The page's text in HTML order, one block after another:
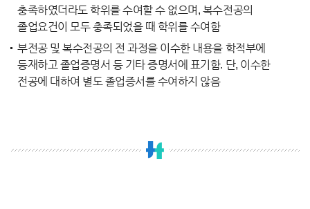
충족하였더라도 학위를 수여할 수 없으며, 복수전공의
졸업요건이 모두 충족되었을 때 학위를 수여함
부전공 및 복수전공의 전 과정을 이수한 내용을 학적부에
등재하고 졸업증명서 등 기타 증명서에 표기함. 단, 이수한
전공에 대하여 별도 졸업증서를 수여하지 않음